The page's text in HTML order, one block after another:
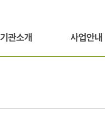
기관소개 사업안내